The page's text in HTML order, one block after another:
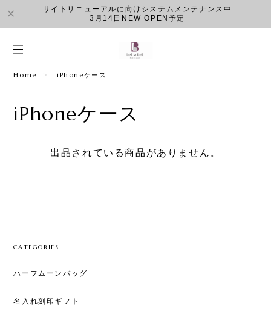
サイトリニューアルに向けシステムメンテナンス中
3月14日NEW OPEN予定
Home iPhoneケース
iPhoneケース
出品されている商品がありません。
CATEGORIES
ハーフムーンバッグ
名入れ刻印ギフト